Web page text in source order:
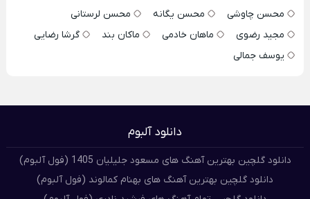
محسن چاوشی
محسن یگانه
محسن لرستانی
مجید رضوی
ماهان خادمی ماکان بند
گرشا رضایی
یوسف جمالی
دانلود آلبوم
دانلود گلچین بهترین آهنگ های مسعود جلیلیان 1405 (فول آلبوم)
دانلود گلچین بهترین آهنگ های بهنام کمالوند (فول آلبوم)